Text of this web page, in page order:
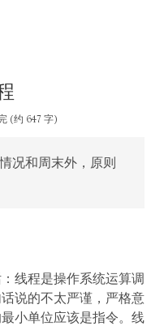
(约 647 字)
况和周末外，原则
线程是操作系统运算调
说的不太严谨，严格意
小单位应该是指令。线